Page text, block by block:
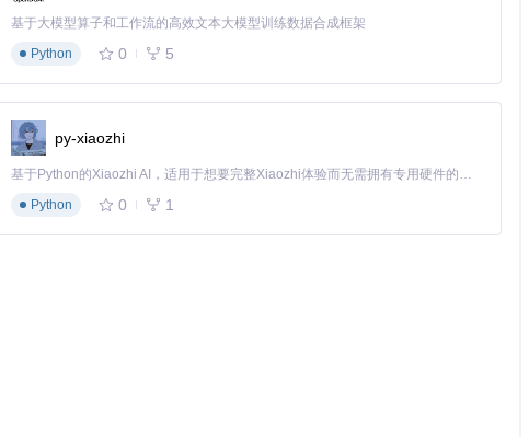
因过热导致崩溃。G-Helper的平衡模式（50-80W功耗）配合优化的风
可自动调节色温，降低蓝光比例30%，同时通过键盘灯效控制减少光污
基于大模型算子和工作流的高效文本大模型训练数据合成框架
Python
0 5
py-xiaozhi
基于Python的Xiaozhi AI，适用于想要完整Xiaozhi体验而无需拥有专用硬件的用户。
Python
0 1